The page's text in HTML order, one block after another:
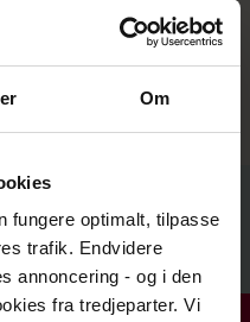
Om
fungere optimalt, tilpasse
trafik. Endvidere
annoncering - og i den
fra tredjeparter. Vi